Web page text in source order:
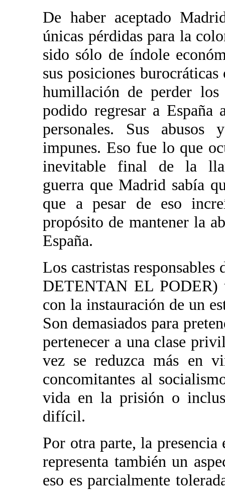
De haber aceptado
únicas pérdidas para la
sido sólo de índole
sus posiciones
humillación de perder
podido regresar a
personales. Sus abusos
impunes. Eso fue lo que
inevitable final de la
guerra que Madrid sabía
que a pesar de eso
propósito de mantener la
España.
Los castristas
DETENTAN EL PODER)
con la instauración de un
Son demasiados para
pertenecer a una clase
vez se reduzca más en
concomitantes al
vida en la prisión o
difícil.
Por otra parte, la
representa también un
eso es parcialmente